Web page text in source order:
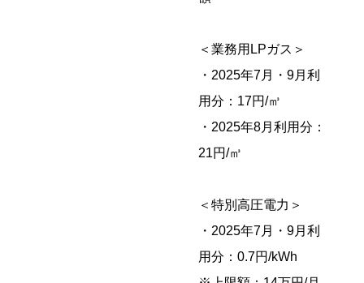
＜業務用LPガス＞
・2025年7月・9月利
用分：17円/㎥
・2025年8月利用分：
21円/㎥
＜特別高圧電力＞
・2025年7月・9月利
用分：0.7円/kWh